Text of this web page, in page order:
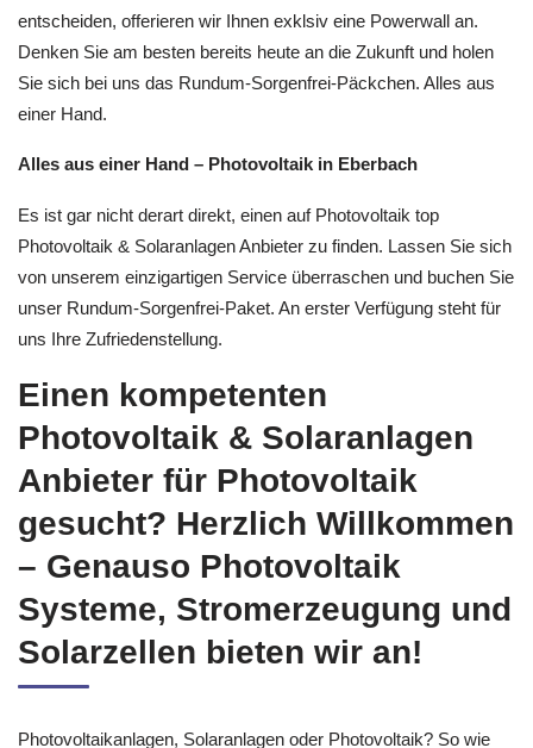
entscheiden, offerieren wir Ihnen exklsiv eine Powerwall an.
Denken Sie am besten bereits heute an die Zukunft und holen
Sie sich bei uns das Rundum-Sorgenfrei-Päckchen. Alles aus
einer Hand.
Alles aus einer Hand – Photovoltaik in Eberbach
Es ist gar nicht derart direkt, einen auf Photovoltaik top
Photovoltaik & Solaranlagen Anbieter zu finden. Lassen Sie sich
von unserem einzigartigen Service überraschen und buchen Sie
unser Rundum-Sorgenfrei-Paket. An erster Verfügung steht für
uns Ihre Zufriedenstellung.
Einen kompetenten
Photovoltaik & Solaranlagen
Anbieter für Photovoltaik
gesucht? Herzlich Willkommen
– Genauso Photovoltaik
Systeme, Stromerzeugung und
Solarzellen bieten wir an!
Photovoltaikanlagen, Solaranlagen oder Photovoltaik? So wie